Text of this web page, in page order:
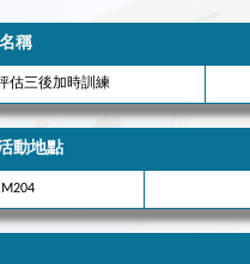
稱
估三後加時訓練
動地點